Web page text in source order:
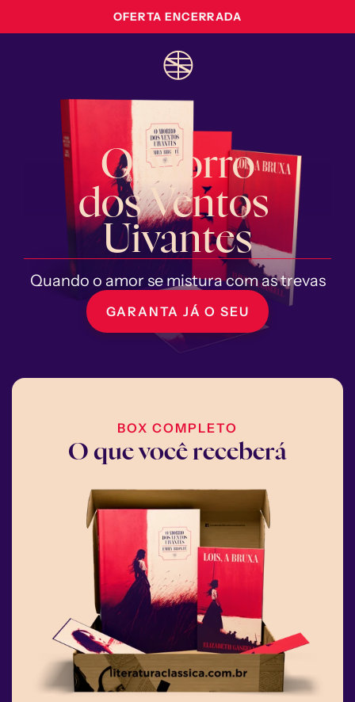
O Morro
dos Ventos
Uivantes
Quando o amor se mistura com as trevas
GARANTA JÁ O SEU
BOX COMPLETO
O que você receberá
OFERTA ENCERRADA